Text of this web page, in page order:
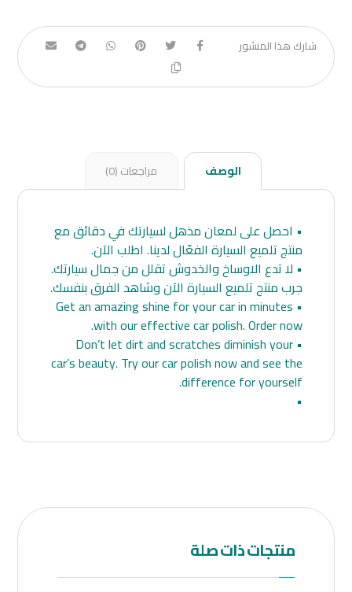
الوصف مراجعات (0)
• احصل على لمعان مذهل لسيارتك في دقائق مع
منتج تلميع السيارة الفعّال لدينا. اطلب الآن.
• لا تدع الاوساخ والخدوش تقلل من جمال سيارتك.
جرب منتج تلميع السيارة الآن وشاهد الفرق بنفسك.
• Get an amazing shine for your car in minutes
with our effective car polish. Order now.
• Don’t let dirt and scratches diminish your
car’s beauty. Try our car polish now and see the
difference for yourself.
•
منتجات ذات صلة